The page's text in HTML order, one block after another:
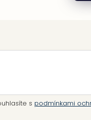
s podmínkami